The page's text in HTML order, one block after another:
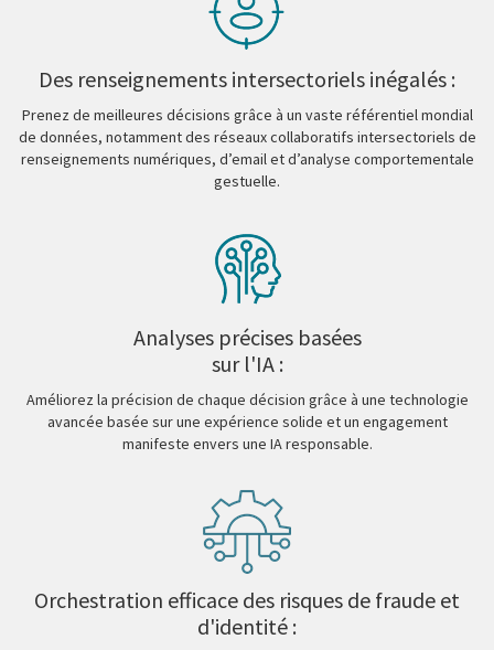
Des renseignements intersectoriels inégalés :
Prenez de meilleures décisions grâce à un vaste référentiel mondial
de données, notamment des réseaux collaboratifs intersectoriels de
renseignements numériques, d’email et d’analyse comportementale
gestuelle.
Analyses précises basées
sur l'IA :
Améliorez la précision de chaque décision grâce à une technologie
avancée basée sur une expérience solide et un engagement
manifeste envers une IA responsable.
Orchestration efficace des risques de fraude et
d'identité :